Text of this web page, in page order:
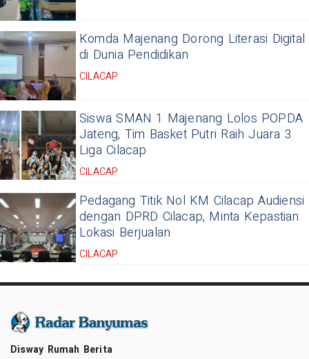
Komda Majenang Dorong Literasi Digital
di Dunia Pendidikan
CILACAP
Siswa SMAN 1 Majenang Lolos POPDA
Jateng, Tim Basket Putri Raih Juara 3
Liga Cilacap
CILACAP
Pedagang Titik Nol KM Cilacap Audiensi
dengan DPRD Cilacap, Minta Kepastian
Lokasi Berjualan
CILACAP
Disway Rumah Berita